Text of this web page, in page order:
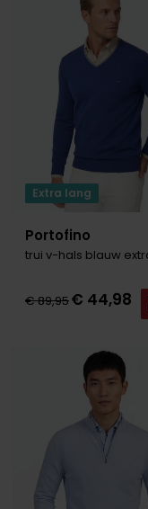
Portofino
€ 89,95€ 44,98
Extra lang